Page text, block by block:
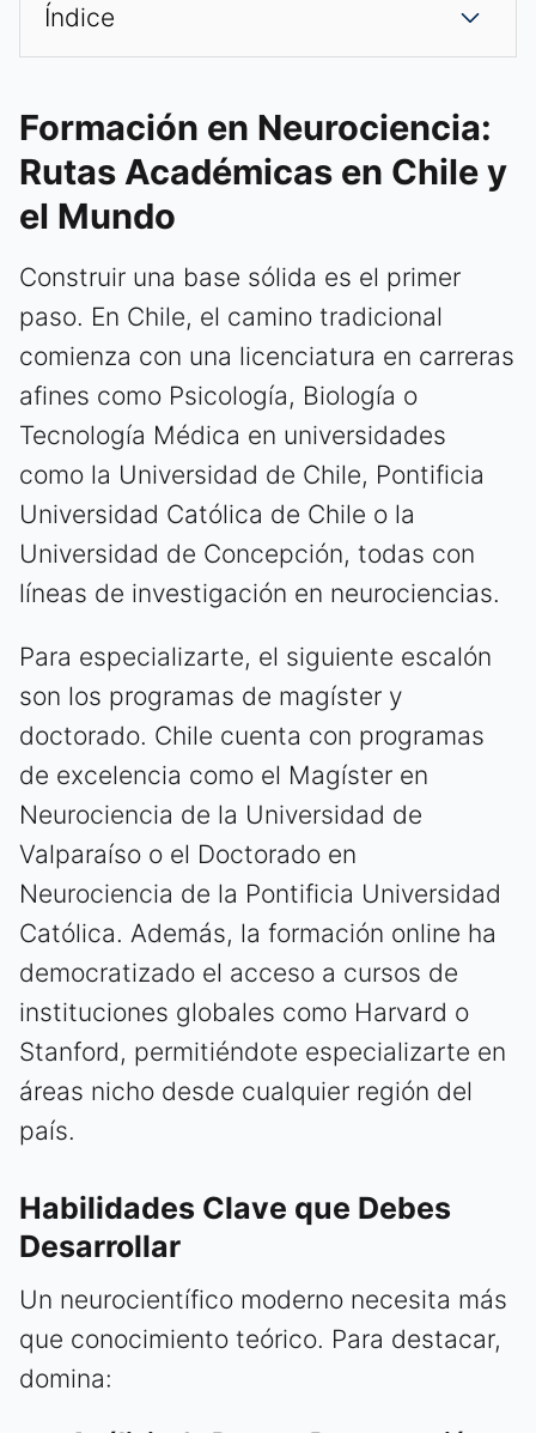
Índice
Formación en Neurociencia:
Rutas Académicas en Chile y
el Mundo
Construir una base sólida es el primer
paso. En Chile, el camino tradicional
comienza con una licenciatura en carreras
afines como Psicología, Biología o
Tecnología Médica en universidades
como la Universidad de Chile, Pontificia
Universidad Católica de Chile o la
Universidad de Concepción, todas con
líneas de investigación en neurociencias.
Para especializarte, el siguiente escalón
son los programas de magíster y
doctorado. Chile cuenta con programas
de excelencia como el Magíster en
Neurociencia de la Universidad de
Valparaíso o el Doctorado en
Neurociencia de la Pontificia Universidad
Católica. Además, la formación online ha
democratizado el acceso a cursos de
instituciones globales como Harvard o
Stanford, permitiéndote especializarte en
áreas nicho desde cualquier región del
país.
Habilidades Clave que Debes
Desarrollar
Un neurocientífico moderno necesita más
que conocimiento teórico. Para destacar,
domina: